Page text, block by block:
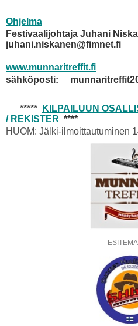
Ohjelma
Festivaalijohtaja Juhani
juhani.niskanen@fimnet.fi
www.munnaritreffit.fi
sähköposti:
*****
KILPAILUUN
/ REKISTER ****
HUOM: Jälki-ilmoittautuminen